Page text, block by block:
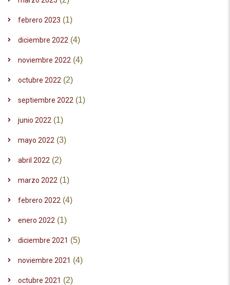
febrero 2023 (1)
diciembre 2022 (4)
noviembre 2022 (4)
octubre 2022 (2)
septiembre 2022 (1)
junio 2022 (1)
mayo 2022 (3)
abril 2022 (2)
marzo 2022 (1)
febrero 2022 (4)
enero 2022 (1)
diciembre 2021 (5)
noviembre 2021 (4)
octubre 2021 (2)